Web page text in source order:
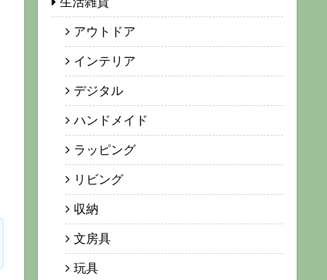
アウトドア
インテリア
デジタル
ハンドメイド
ラッピング
リビング
収納
文房具
玩具